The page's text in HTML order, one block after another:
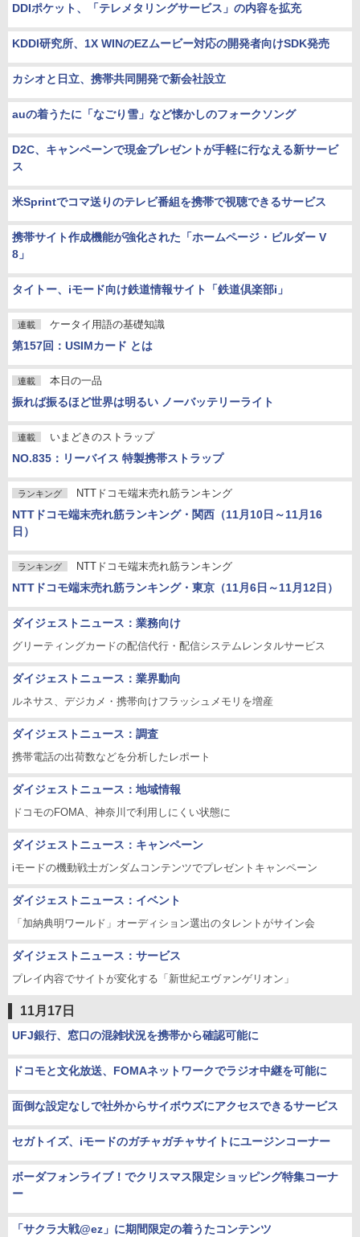
DDIポケット、「テレメタリングサービス」の内容を拡充
KDDI研究所、1X WINのEZムービー対応の開発者向けSDK発売
カシオと日立、携帯共同開発で新会社設立
auの着うたに「なごり雪」など懐かしのフォークソング
D2C、キャンペーンで現金プレゼントが手軽に行なえる新サービ
ス
米Sprintでコマ送りのテレビ番組を携帯で視聴できるサービス
携帯サイト作成機能が強化された「ホームページ・ビルダー V
8」
タイトー、iモード向け鉄道情報サイト「鉄道倶楽部i」
連載 ケータイ用語の基礎知識
第157回：USIMカード とは
連載 本日の一品
振れば振るほど世界は明るい ノーバッテリーライト
連載 いまどきのストラップ
NO.835：リーバイス 特製携帯ストラップ
ランキング NTTドコモ端末売れ筋ランキング
NTTドコモ端末売れ筋ランキング・関西（11月10日～11月16
日）
ランキング NTTドコモ端末売れ筋ランキング
NTTドコモ端末売れ筋ランキング・東京（11月6日～11月12日）
ダイジェストニュース：業務向け
グリーティングカードの配信代行・配信システムレンタルサービス
ダイジェストニュース：業界動向
ルネサス、デジカメ・携帯向けフラッシュメモリを増産
ダイジェストニュース：調査
携帯電話の出荷数などを分析したレポート
ダイジェストニュース：地域情報
ドコモのFOMA、神奈川で利用しにくい状態に
ダイジェストニュース：キャンペーン
iモードの機動戦士ガンダムコンテンツでプレゼントキャンペーン
ダイジェストニュース：イベント
「加納典明ワールド」オーディション選出のタレントがサイン会
ダイジェストニュース：サービス
プレイ内容でサイトが変化する「新世紀エヴァンゲリオン」
11月17日
UFJ銀行、窓口の混雑状況を携帯から確認可能に
ドコモと文化放送、FOMAネットワークでラジオ中継を可能に
面倒な設定なしで社外からサイボウズにアクセスできるサービス
セガトイズ、iモードのガチャガチャサイトにユージンコーナー
ボーダフォンライブ！でクリスマス限定ショッピング特集コーナ
ー
「サクラ大戦@ez」に期間限定の着うたコンテンツ